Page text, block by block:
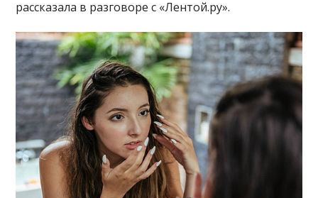
рассказала в разговоре с «Лентой.ру».